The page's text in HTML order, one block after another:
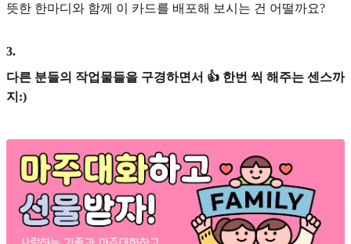
뜻한 한마디와 함께 이 카드를 배포해 보시는 건 어떨까요?
3.
다른 분들의 작업물들을 구경하면서 👍 한번 씩 해주는 센스까
지:)